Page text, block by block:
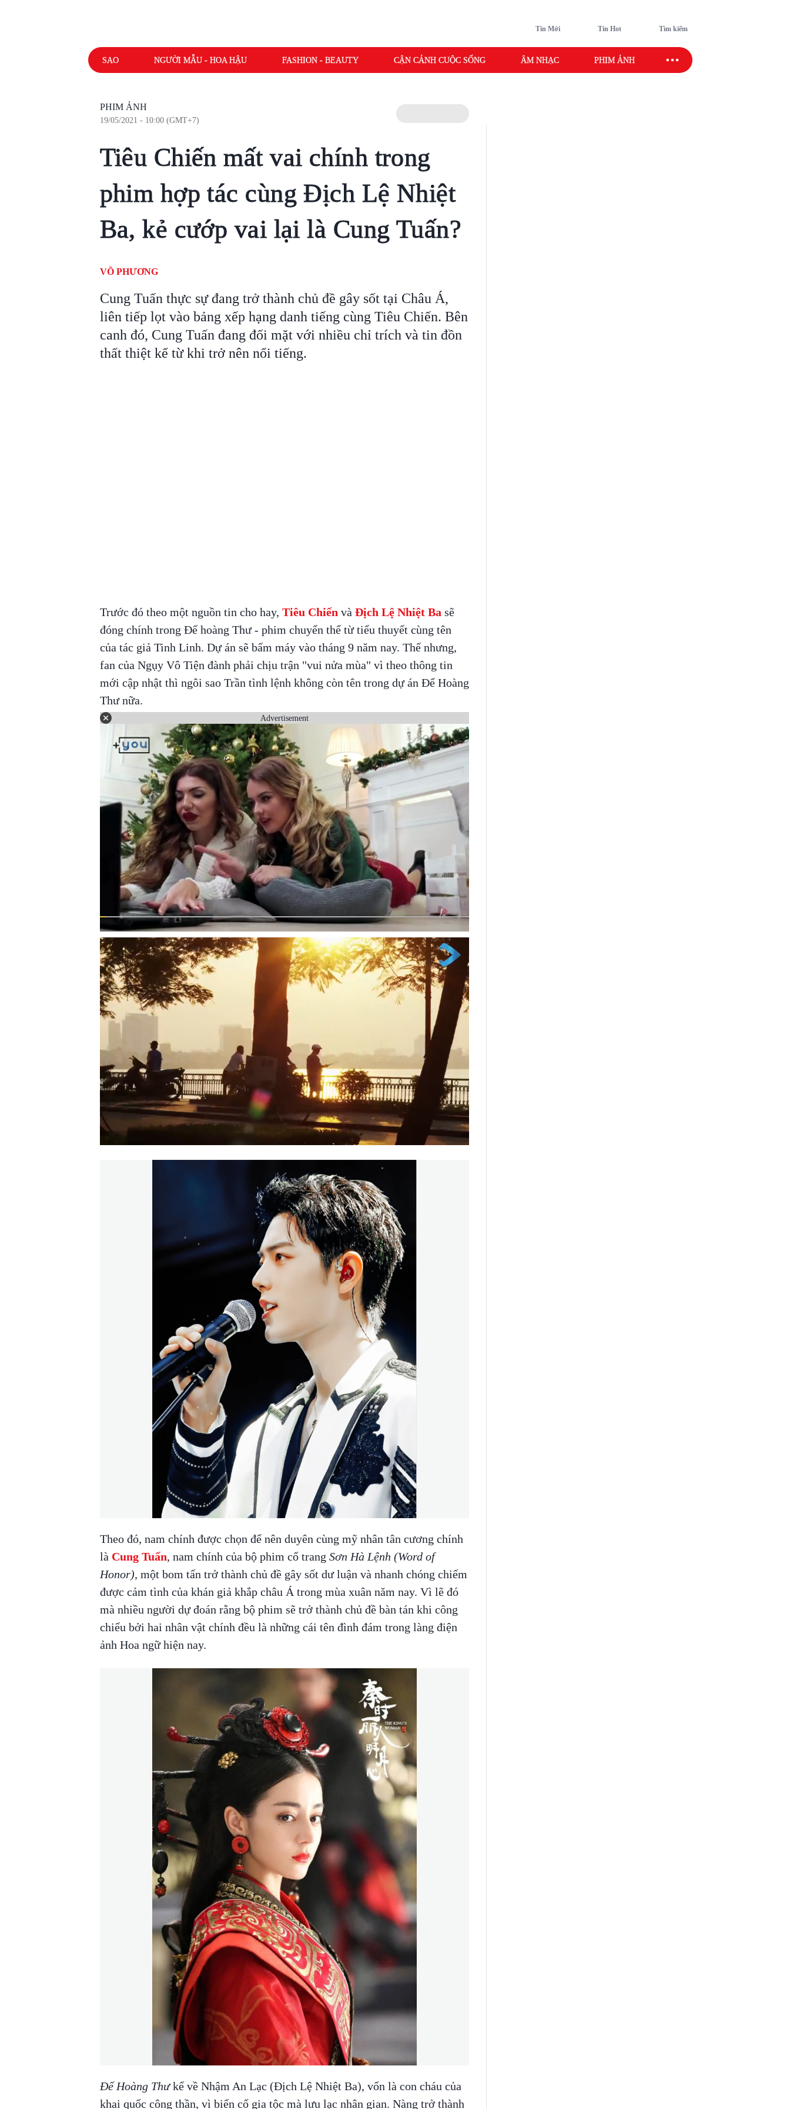
Tin Mới Tin Hot Tìm kiếm
SAO NGƯỜI MẪU - HOA HẬU FASHION - BEAUTY CẬN CẢNH CUỘC SỐNG ÂM NHẠC PHIM ẢNH SAO SPORT
PHIM ẢNH
19/05/2021 - 10:00 (GMT+7)
Tiêu Chiến mất vai chính trong
phim hợp tác cùng Địch Lệ Nhiệt
Ba, kẻ cướp vai lại là Cung Tuấn?
VÕ PHƯƠNG
Cung Tuấn thực sự đang trở thành chủ đề gây sốt tại Châu Á,
liên tiếp lọt vào bảng xếp hạng danh tiếng cùng Tiêu Chiến. Bên
canh đó, Cung Tuấn đang đối mặt với nhiều chỉ trích và tin đồn
thất thiệt kể từ khi trở nên nổi tiếng.
Trước đó theo một nguồn tin cho hay, Tiêu Chiến và Địch Lệ Nhiệt Ba sẽ
đóng chính trong Đế hoàng Thư - phim chuyển thể từ tiểu thuyết cùng tên
của tác giả Tinh Linh. Dự án sẽ bấm máy vào tháng 9 năm nay. Thế nhưng,
fan của Ngụy Vô Tiện đành phải chịu trận "vui nửa mùa" vì theo thông tin
mới cập nhật thì ngôi sao Trần tình lệnh không còn tên trong dự án Đế Hoàng
Thư nữa.
Advertisement
Theo đó, nam chính được chọn để nên duyên cùng mỹ nhân tân cương chính
là Cung Tuấn, nam chính của bộ phim cổ trang Sơn Hà Lệnh (Word of
Honor), một bom tấn trở thành chủ đề gây sốt dư luận và nhanh chóng chiếm
được cảm tình của khán giả khắp châu Á trong mùa xuân năm nay. Vì lẽ đó
mà nhiều người dự đoán rằng bộ phim sẽ trở thành chủ đề bàn tán khi công
chiếu bởi hai nhân vật chính đều là những cái tên đình đám trong làng điện
ảnh Hoa ngữ hiện nay.
Đế Hoàng Thưkể về Nhậm An Lạc (Địch Lệ Nhiệt Ba), vốn là con cháu của
khai quốc công thần, vì biến cố gia tộc mà lưu lạc nhân gian. Nàng trở thành